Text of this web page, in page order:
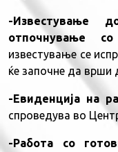
-Известување
отпочнување
известување се
ќе започне да врши
-Евиденција на
спроведува во
-Работа со